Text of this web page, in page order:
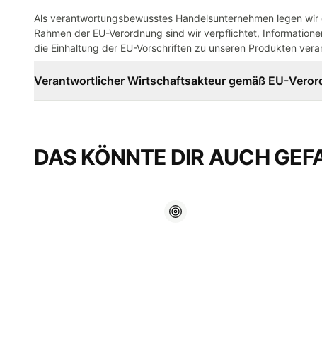
Als verantwortungsbewusstes Handelsunternehmen legen
Rahmen der EU-Verordnung sind wir verpflichtet,
die Einhaltung der EU-Vorschriften zu unseren Produkten
Verantwortlicher Wirtschaftsakteur gemäß EU-
DAS KÖNNTE DIR AUCH